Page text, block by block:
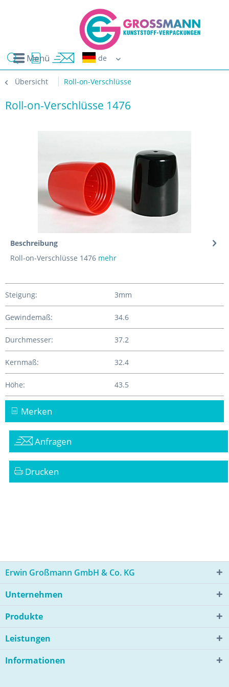
Menü
Übersicht Roll-on-Verschlüsse
Roll-on-Verschlüsse 1476
Beschreibung
Roll-on-Verschlüsse 1476 mehr
Steigung: 3mm
Gewindemaß: 34.6
Durchmesser: 37.2
Kernmaß: 32.4
Höhe: 43.5
Merken
Anfragen
Drucken
Erwin Großmann GmbH & Co. KG
Unternehmen
Produkte
Leistungen
Informationen